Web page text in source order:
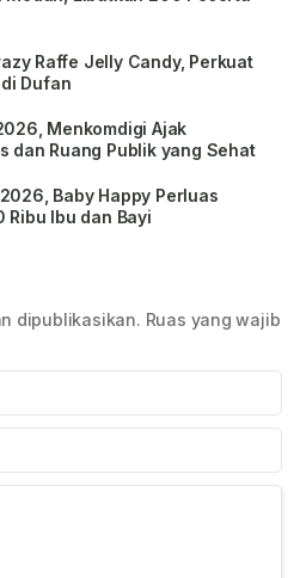
Raffe Jelly Candy, Perkuat
Dufan
Menkomdigi Ajak
dan Ruang Publik yang Sehat
Baby Happy Perluas
Ribu Ibu dan Bayi
dipublikasikan. Ruas yang wajib